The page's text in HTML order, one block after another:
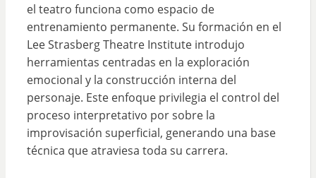
el teatro funciona como espacio de
entrenamiento permanente. Su formación en el
Lee Strasberg Theatre Institute introdujo
herramientas centradas en la exploración
emocional y la construcción interna del
personaje. Este enfoque privilegia el control del
proceso interpretativo por sobre la
improvisación superficial, generando una base
técnica que atraviesa toda su carrera.